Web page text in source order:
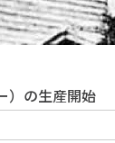
）の生産開始